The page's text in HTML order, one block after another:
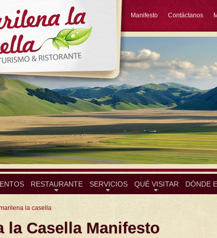
Manifesto Contáctanos
RESTAURANTE SERVICIOS QUÉ VISITAR DÓNDE
la casella
la Casella Manifesto